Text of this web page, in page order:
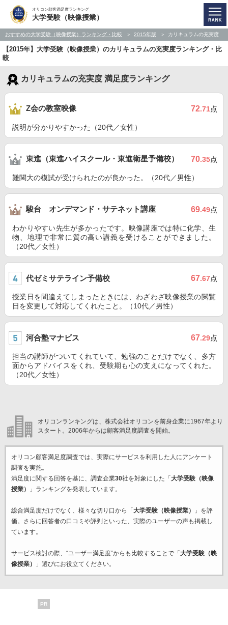
オリコン顧客満足度ランキング
大学受験（映像授業）
おすすめの大学受験（映像授業）ランキング・比較 2015年版 カリキュラムの充実度
【2015年】大学受験（映像授業）のカリキュラムの充実度ランキング・比
較
カリキュラムの充実度 満足度ランキング
Z会の教室映像 72.71点
説明が分かりやすかった（20代／女性）
東進（東進ハイスクール・東進衛星予備校） 70.35点
難関大の模試が受けられたのが良かった。（20代／男性）
駿台 オンデマンド・サテネット講座 69.49点
わかりやすい先生が多かったです。映像講座では特に化学、生
物、地理で非常に質の高い講義を受けることができました。
（20代／女性）
代ゼミサテライン予備校 67.67点
授業日を間違えてしまったときには、わざわざ映像授業の閲覧
日を変更して対応してくれたこと。（10代／男性）
河合塾マナビス 67.29点
担当の講師がついてくれていて、勉強のことだけでなく、多方
面からアドバイスをくれ、受験期も心の支えになってくれた。
（20代／女性）
オリコンランキングは、株式会社オリコンを前身企業に1967年より
スタート。2006年からは顧客満足度調査を開始。
オリコン顧客満足度調査では、実際にサービスを利用した 人にアンケート
調査を実施。
満足度に関する回答を基に、調査企業30社を対象にした「 大学受験（映像
授業）
」ランキングを発表しています。
総合満足度だけでなく、様々な切り口から「 大学受験（映像授業）
」を評
価。さらに回答者の口コミや評判といった、実際のユーザーの声も掲載し
ています。
サービス検討の際、“ユーザー満足度”からも比較することで「 大学受験（映
像授業）
」選びにお役立てください。
PR